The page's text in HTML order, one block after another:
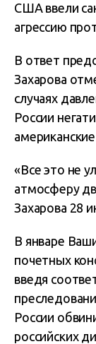
США ввели
агрессию
В ответ
Захарова
случаях
России
«Все это не
атмосферу
Захарова 28
В январе
почетных
введя
России
российских